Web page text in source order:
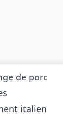
de porc
italien